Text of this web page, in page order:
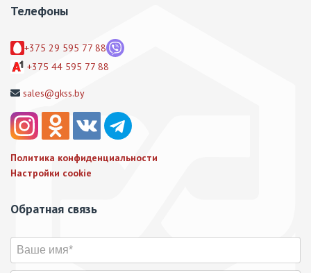
Телефоны
+375 29 595 77 88
+375 44 595 77 88
sales@gkss.by
Политика конфиденциальности
Настройки cookie
Обратная связь